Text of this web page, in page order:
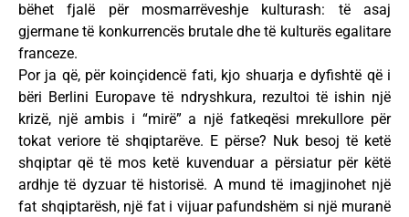
bëhet fjalë për mosmarrëveshje kulturash: të asaj
gjermane të konkurrencës brutale dhe të kulturës egalitare
franceze.
Por ja që, për koinçidencë fati, kjo shuarja e dyfishtë që i
bëri Berlini Europave të ndryshkura, rezultoi të ishin një
krizë, një ambis i “mirë” a një fatkeqësi mrekullore për
tokat veriore të shqiptarëve. E përse? Nuk besoj të ketë
shqiptar që të mos ketë kuvenduar a përsiatur për këtë
ardhje të dyzuar të historisë. A mund të imagjinohet një
fat shqiptarësh, një fat i vijuar pafundshëm si një muranë